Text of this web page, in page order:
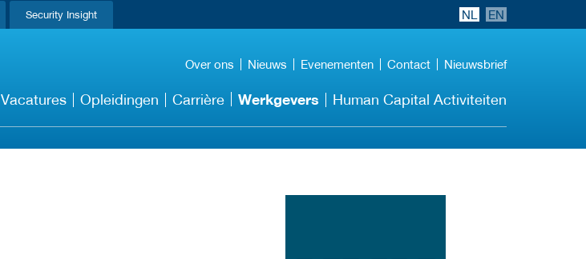
Security Insight NL EN
Over ons Nieuws Evenementen Contact Nieuwsbrief
Vacatures Opleidingen Carrière Werkgevers Human Capital Activiteiten